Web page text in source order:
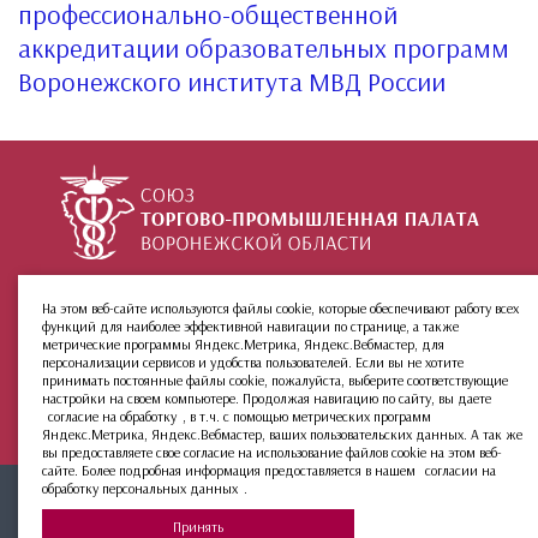
профессионально-общественной
аккредитации образовательных программ
Воронежского института МВД России
О палате
Новости
Услуги
Членство
Инфо
МКАС
Архив сайта
Группы:
2026 ©ТПП ВО | Пользовательское соглашение
На этом веб-сайте используются файлы cookie, которые обеспечивают работу всех
функций для наиболее эффективной навигации по странице, а также
метрические программы Яндекс.Метрика, Яндекс.Вебмастер, для
персонализации сервисов и удобства пользователей. Если вы не хотите
принимать постоянные файлы cookie, пожалуйста, выберите соответствующие
настройки на своем компьютере. Продолжая навигацию по сайту, вы даете
согласие на обработку , в т.ч. с помощью метрических программ
Яндекс.Метрика, Яндекс.Вебмастер, ваших пользовательских данных. А так же
вы предоставляете свое согласие на использование файлов cookie на этом веб-
сайте. Более подробная информация предоставляется в нашем согласии на
обработку персональных данных .
Принять